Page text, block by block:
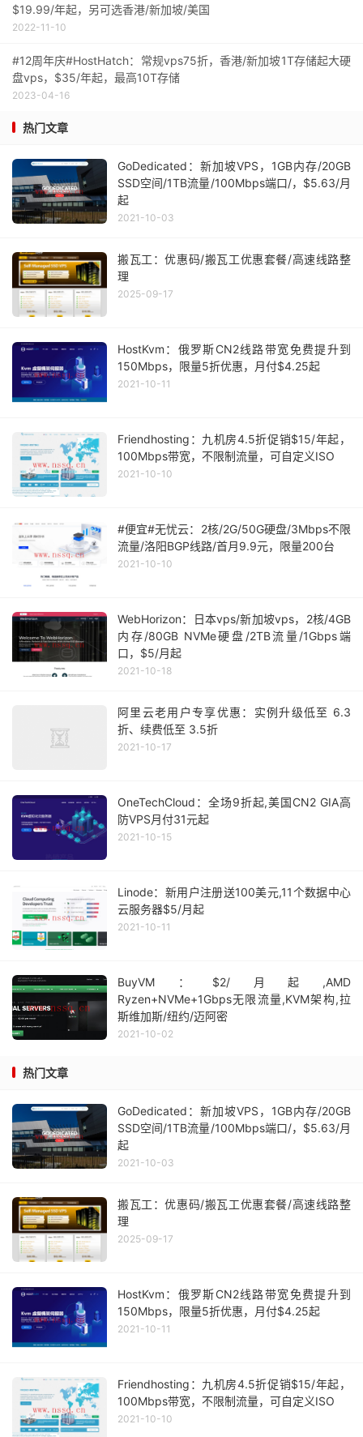
$19.99/年起，另可选香港/新加坡/美国
2022-11-10
#12周年庆#HostHatch：常规vps75折，香港/新加坡1T存储起大硬
盘vps，$35/年起，最高10T存储
2023-04-16
热门文章
GoDedicated：新加坡VPS，1GB内存/20GB
SSD空间/1TB流量/100Mbps端口/，$5.63/月
起
2021-10-03
搬瓦工：优惠码/搬瓦工优惠套餐/高速线路整
理
2025-09-17
HostKvm：俄罗斯CN2线路带宽免费提升到
150Mbps，限量5折优惠，月付$4.25起
2021-10-11
Friendhosting：九机房4.5折促销$15/年起，
100Mbps带宽，不限制流量，可自定义ISO
2021-10-10
#便宜#无忧云：2核/2G/50G硬盘/3Mbps不限
流量/洛阳BGP线路/首月9.9元，限量200台
2021-10-10
WebHorizon：日本vps/新加坡vps，2核/4GB
内存/80GB NVMe硬盘/2TB流量/1Gbps端
口，$5/月起
2021-10-18
阿里云老用户专享优惠：实例升级低至 6.3
折、续费低至 3.5折
2021-10-17
OneTechCloud：全场9折起,美国CN2 GIA高
防VPS月付31元起
2021-10-15
Linode：新用户注册送100美元,11个数据中心
云服务器$5/月起
2021-10-11
BuyVM：$2/月起,AMD
Ryzen+NVMe+1Gbps无限流量,KVM架构,拉
斯维加斯/纽约/迈阿密
2021-10-02
热门文章
GoDedicated：新加坡VPS，1GB内存/20GB
SSD空间/1TB流量/100Mbps端口/，$5.63/月
起
2021-10-03
搬瓦工：优惠码/搬瓦工优惠套餐/高速线路整
理
2025-09-17
HostKvm：俄罗斯CN2线路带宽免费提升到
150Mbps，限量5折优惠，月付$4.25起
2021-10-11
Friendhosting：九机房4.5折促销$15/年起，
100Mbps带宽，不限制流量，可自定义ISO
2021-10-10